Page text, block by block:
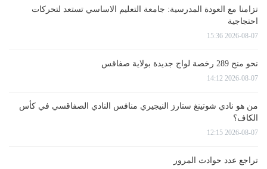
تزامنا مع العودة المدرسية: جامعة التعليم الاساسي تستعد لتحركات
احتجاجية
2026-08-07 15:36
نحو منح 289 رخصة لواج جديدة بولاية صفاقس
2026-08-07 14:12
من هو نادي شوتينغ ستارز النيجيري منافس النادي الصفاقسي في كأس
الكاف؟
2026-08-07 12:15
تراجع عدد حوادث المرور